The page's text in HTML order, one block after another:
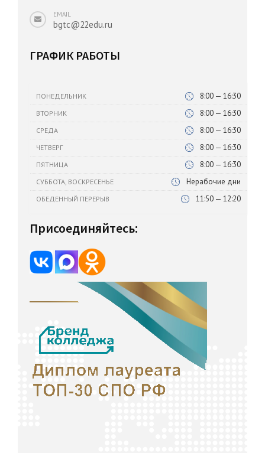
EMAIL
bgtc@22edu.ru
ГРАФИК РАБОТЫ
ПОНЕДЕЛЬНИК 8:00 — 16:30
ВТОРНИК 8:00 — 16:30
СРЕДА 8:00 — 16:30
ЧЕТВЕРГ 8:00 — 16:30
ПЯТНИЦА 8:00 — 16:30
СУББОТА, ВОСКРЕСЕНЬЕ Нерабочие дни
ОБЕДЕННЫЙ ПЕРЕРЫВ 11:50 — 12:20
Присоединяйтесь: